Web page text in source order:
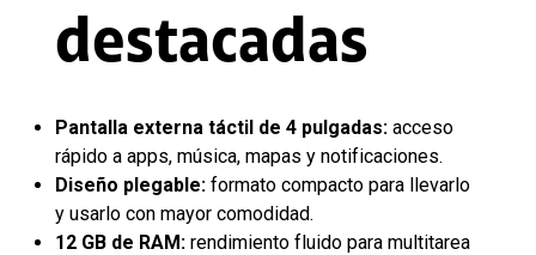
destacadas
Pantalla externa táctil de 4 pulgadas: acceso
rápido a apps, música, mapas y notificaciones.
Diseño plegable: formato compacto para llevarlo
y usarlo con mayor comodidad.
12 GB de RAM: rendimiento fluido para multitarea